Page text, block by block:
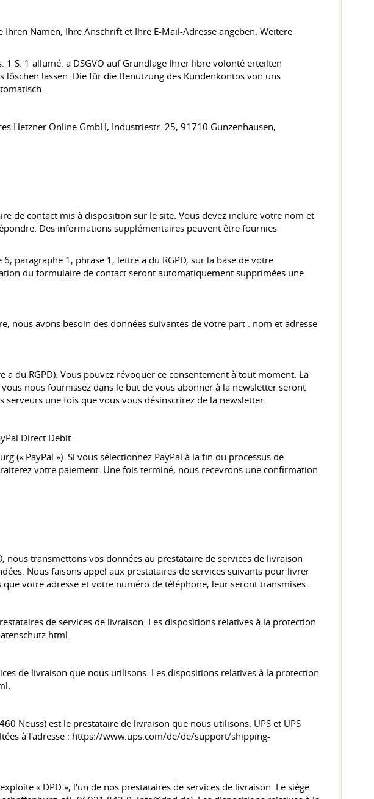
Namen, Ihre Anschrift et Ihre E-Mail-Adresse angeben. Weitere
S. 1 allumé. a DSGVO auf Grundlage Ihrer libre volonté erteilten
lassen. Die für die Benutzung des Kundenkontos von uns
Hetzner Online GmbH, Industriestr. 25, 91710 Gunzenhausen,
de contact mis à disposition sur le site. Vous devez inclure votre nom et
Des informations supplémentaires peuvent être fournies
paragraphe 1, phrase 1, lettre a du RGPD, sur la base de votre
du formulaire de contact seront automatiquement supprimées une
nous avons besoin des données suivantes de votre part : nom et adresse
du RGPD). Vous pouvez révoquer ce consentement à tout moment. La
nous fournissez dans le but de vous abonner à la newsletter seront
une fois que vous vous désinscrirez de la newsletter.
Direct Debit.
(« PayPal »). Si vous sélectionnez PayPal à la fin du processus de
votre paiement. Une fois terminé, nous recevrons une confirmation
transmettons vos données au prestataire de services de livraison
Nous faisons appel aux prestataires de services suivants pour livrer
votre adresse et votre numéro de téléphone, leur seront transmises.
de services de livraison. Les dispositions relatives à la protection
de livraison que nous utilisons. Les dispositions relatives à la protection
Neuss) est le prestataire de livraison que nous utilisons. UPS et UPS
à l'adresse : https://www.ups.com/de/de/support/shipping-
« DPD », l'un de nos prestataires de services de livraison. Le siège